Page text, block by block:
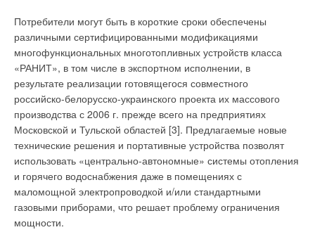
Потребители могут быть в короткие сроки обеспечены
различными сертифицированными модификациями
многофункциональных многотопливных устройств класса
«РАНИТ», в том числе в экспортном исполнении, в
результате реализации готовящегося совместного
российско-белорусско-украинского проекта их массового
производства с 2006 г. прежде всего на предприятиях
Московской и Тульской областей [3]. Предлагаемые новые
технические решения и портативные устройства позволят
использовать «центрально-автономные» системы отопления
и горячего водоснабжения даже в помещениях с
маломощной электропроводкой и/или стандартными
газовыми приборами, что решает проблему ограничения
мощности.